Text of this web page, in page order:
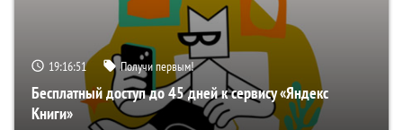
19:16:50 Получи первым!
Бесплатный доступ до 45 дней к сервису «Яндекс
Книги»